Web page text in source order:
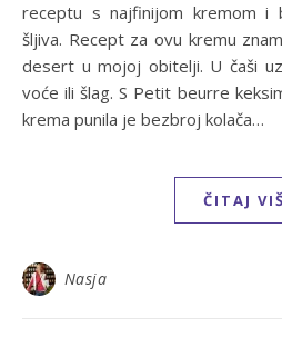
receptu s najfinijom kremom i
šljiva. Recept za ovu kremu
desert u mojoj obitelji. U čaši
voće ili šlag. S Petit beurre
krema punila je bezbroj kolača…
ČITAJ
Nasja